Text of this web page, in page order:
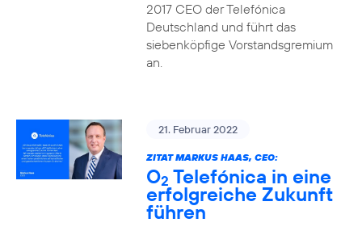
2017 CEO der Telefónica
Deutschland und führt das
siebenköpfige Vorstandsgremium
an.
21. Februar 2022
ZITAT MARKUS HAAS, CEO:
O2 Telefónica in eine
erfolgreiche Zukunft
führen